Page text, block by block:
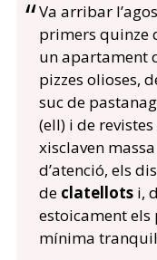
Va arribar
primers quinze
un apartament
pizzes olioses,
suc de
(ell) i de
xisclaven
d’atenció, els
de clatellotsi,
estoicament els
mínima